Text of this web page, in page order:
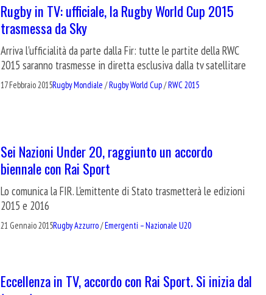
Rugby in TV: ufficiale, la Rugby World Cup 2015
trasmessa da Sky
Arriva l'ufficialità da parte dalla Fir: tutte le partite della RWC
2015 saranno trasmesse in diretta esclusiva dalla tv satellitare
17 Febbraio 2015Rugby Mondiale /Rugby World Cup/RWC 2015
Sei Nazioni Under 20, raggiunto un accordo
biennale con Rai Sport
Lo comunica la FIR. L'emittente di Stato trasmetterà le edizioni
2015 e 2016
21 Gennaio 2015Rugby Azzurro/Emergenti – Nazionale U20
Eccellenza in TV, accordo con Rai Sport. Si inizia dal